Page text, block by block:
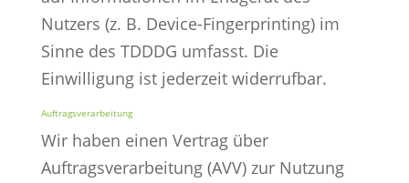
Nutzers (z. B. Device-Fingerprinting) im
Sinne des TDDDG umfasst. Die
Einwilligung ist jederzeit widerrufbar.
Auftragsverarbeitung
Wir haben einen Vertrag über
Auftragsverarbeitung (AVV) zur Nutzung